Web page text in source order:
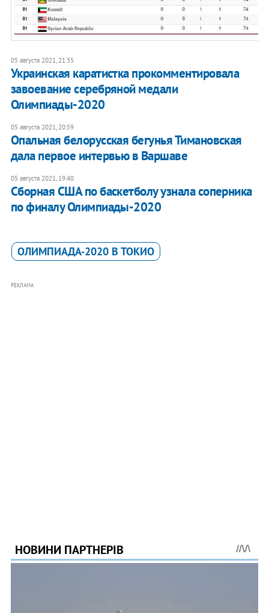
05 августа 2021, 21:35
Украинская каратистка прокомментировала
завоевание серебряной медали
Олимпиады-2020
05 августа 2021, 20:59
Опальная белорусская бегунья Тимановская
дала первое интервью в Варшаве
05 августа 2021, 19:40
Сборная США по баскетболу узнала соперника
по финалу Олимпиады-2020
ОЛИМПИАДА-2020 В ТОКИО
РЕКЛАМА